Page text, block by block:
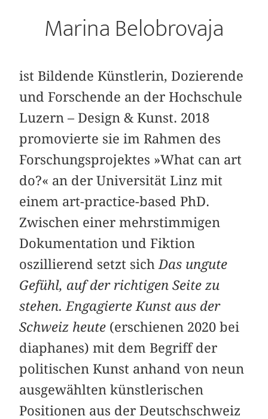
Marina Belobrovaja
ist Bildende Künstlerin, Dozierende
und Forschende an der Hochschule
Luzern – Design & Kunst. 2018
promovierte sie im Rahmen des
Forschungsprojektes »What can art
do?« an der Universität Linz mit
einem art-practice-based PhD.
Zwischen einer mehrstimmigen
Dokumentation und Fiktion
oszillierend setzt sich Das ungute
Gefühl, auf der richtigen Seite zu
stehen. Engagierte Kunst aus der
Schweiz heute (erschienen 2020 bei
diaphanes) mit dem Begriff der
poli­tischen Kunst anhand von neun
ausgewählten künstlerischen
Positionen aus der Deutschschweiz